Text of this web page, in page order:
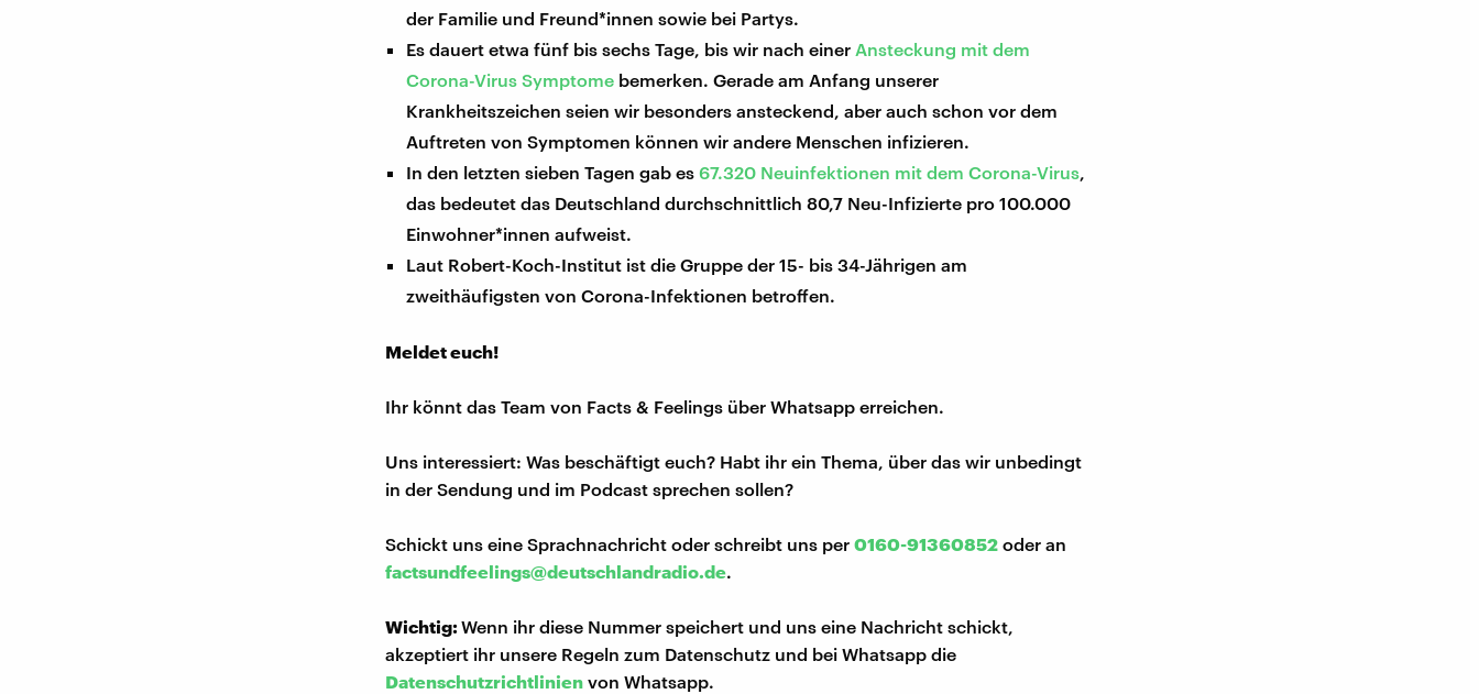
der Familie und Freund*innen sowie bei Partys.
Es dauert etwa fünf bis sechs Tage, bis wir nach einer Ansteckung mit dem
Corona-Virus Symptome bemerken. Gerade am Anfang unserer
Krankheitszeichen seien wir besonders ansteckend, aber auch schon vor dem
Auftreten von Symptomen können wir andere Menschen infizieren.
In den letzten sieben Tagen gab es67.320 Neuinfektionen mit dem Corona-Virus,
das bedeutet das Deutschland durchschnittlich 80,7 Neu-Infizierte pro 100.000
Einwohner*innen aufweist.
Laut Robert-Koch-Institut ist die Gruppe der 15- bis 34-Jährigen am
zweithäufigsten von Corona-Infektionen betroffen.
Meldet euch!
Ihr könnt das Team von Facts & Feelings über Whatsapp erreichen.
Uns interessiert: Was beschäftigt euch? Habt ihr ein Thema, über das wir unbedingt
in der Sendung und im Podcast sprechen sollen?
Schickt uns eine Sprachnachricht oder schreibt uns per 0160-91360852 oder an
factsundfeelings@deutschlandradio.de.
Wichtig:Wenn ihr diese Nummer speichert und uns eine Nachricht schickt,
akzeptiert ihr unsere Regeln zum Datenschutz und bei Whatsapp die
Datenschutzrichtlinien von Whatsapp.